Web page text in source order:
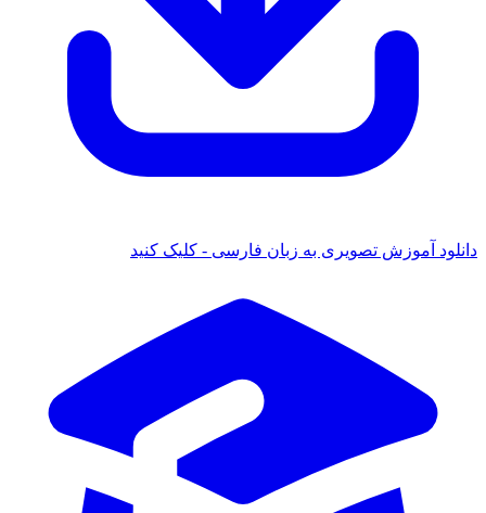
دانلود آموزش تصویری به زبان فارسی - کلیک کنید